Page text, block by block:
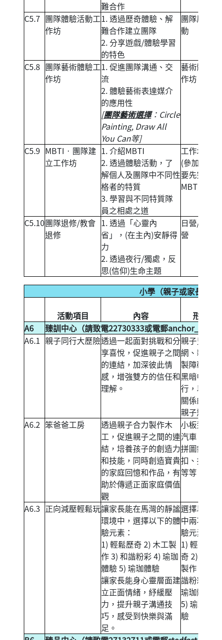
難合作
C5.7 團隊體驗活動工
作坊
1. 透過歷奇體驗、解
難合作建立團隊
2. 分享遊戲/體驗學習
的特色
團隊歷奇活
動
C5.8 團隊藝術體驗工
作坊
1. 促進團隊溝通、交
流
2. 體驗藝術表達媒介
的應用性
[團隊藝術選擇：Circle
Painting, Draw All
You Can等]
藝術體驗工
作坊
C5.9 MBTI‧團隊建
立工作坊
1. 介紹MBTI
2. 透過體驗活動，了
解個人及團隊中不同性
格者的特質
3. 學習與不同特質隊
員之相處之道
工作坊
(參加者需
要先完成
MBTI test)
C5.10團隊退修/教會
退修
1. 透過「心靈內
省」，(在主內)安靜得
力
2. 透過夜行/獨處，反
思(信仰)生命主題
日營/黃昏
營
小學（親子或家長活動
活動項目 內容 形式
A6
臻訓中心（請致電22730333或電郵
A6.1 親子同行大歷險透過一起面對挑戰和分
享喜悅，促進親子之間
的連結，加深彼此情
感，增強雙方的信任和
理解。
親子兒童繩
網、親子炮
製障礙賽、
黑暗中同
行，以增進
關係的精選
親子遊戲。
A6.2 笨爸爸工房
透過親子合力製作木
工，促進親子之間的連
結，培養孩子的創造力
和技能，同時創造寶貴
的家庭回憶和作品，有
助於傳遞正面家庭價值
觀
小板凳、小
汽車、家庭
拼圖鎖匙
扣、投石器
等等。
A6.3 正向減壓輕鬆玩讓家長能在馬灣的靜謐
環境中，選擇以下的體
驗元素：
1) 輕鬆歷奇 2) 木工製
作 3) 和諧粉彩 4) 瑜珈
體驗 5) 瑜珈體驗
讓家長能身心靈層面建
立正面情緒，紓緩壓
力，提升親子溝通技
巧，感受到快樂與滿
足。
選擇以下其
中兩項的體
驗元素：
1) 輕鬆歷
奇 2) 木工
製作 3) 和
諧粉彩 4)
瑜珈體驗
5) 瑜珈體
驗